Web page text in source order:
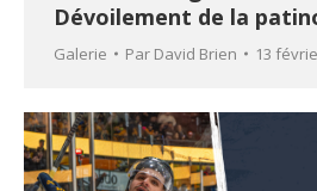
Dévoilement de la
Galerie Par David Brien 13